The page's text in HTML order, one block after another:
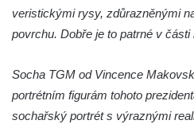
Pražské třídě v Českých
Socha Civilizovaní na Husově
Socha svatého Jana
Sadech u Mlýnské stoky v
Budějovicích
veristickými rysy, zdůrazněnými
povrchu. Dobře je to patrné v části
Socha TGM od Vincence
portrétním figurám tohoto
sochařský portrét s výraznými